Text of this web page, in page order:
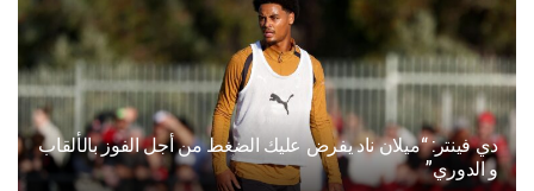
دي فينتر: “ميلان ناد يفرض عليك الضغط من أجل الفوز بالألقاب
و الدوري”